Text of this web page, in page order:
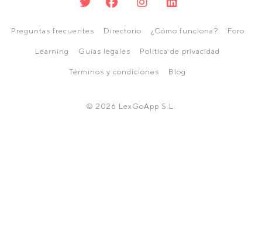
Preguntas frecuentes Directorio ¿Cómo funciona? Foro
Learning Guías legales Política de privacidad
Términos y condiciones Blog
© 2026 LexGoApp S.L.